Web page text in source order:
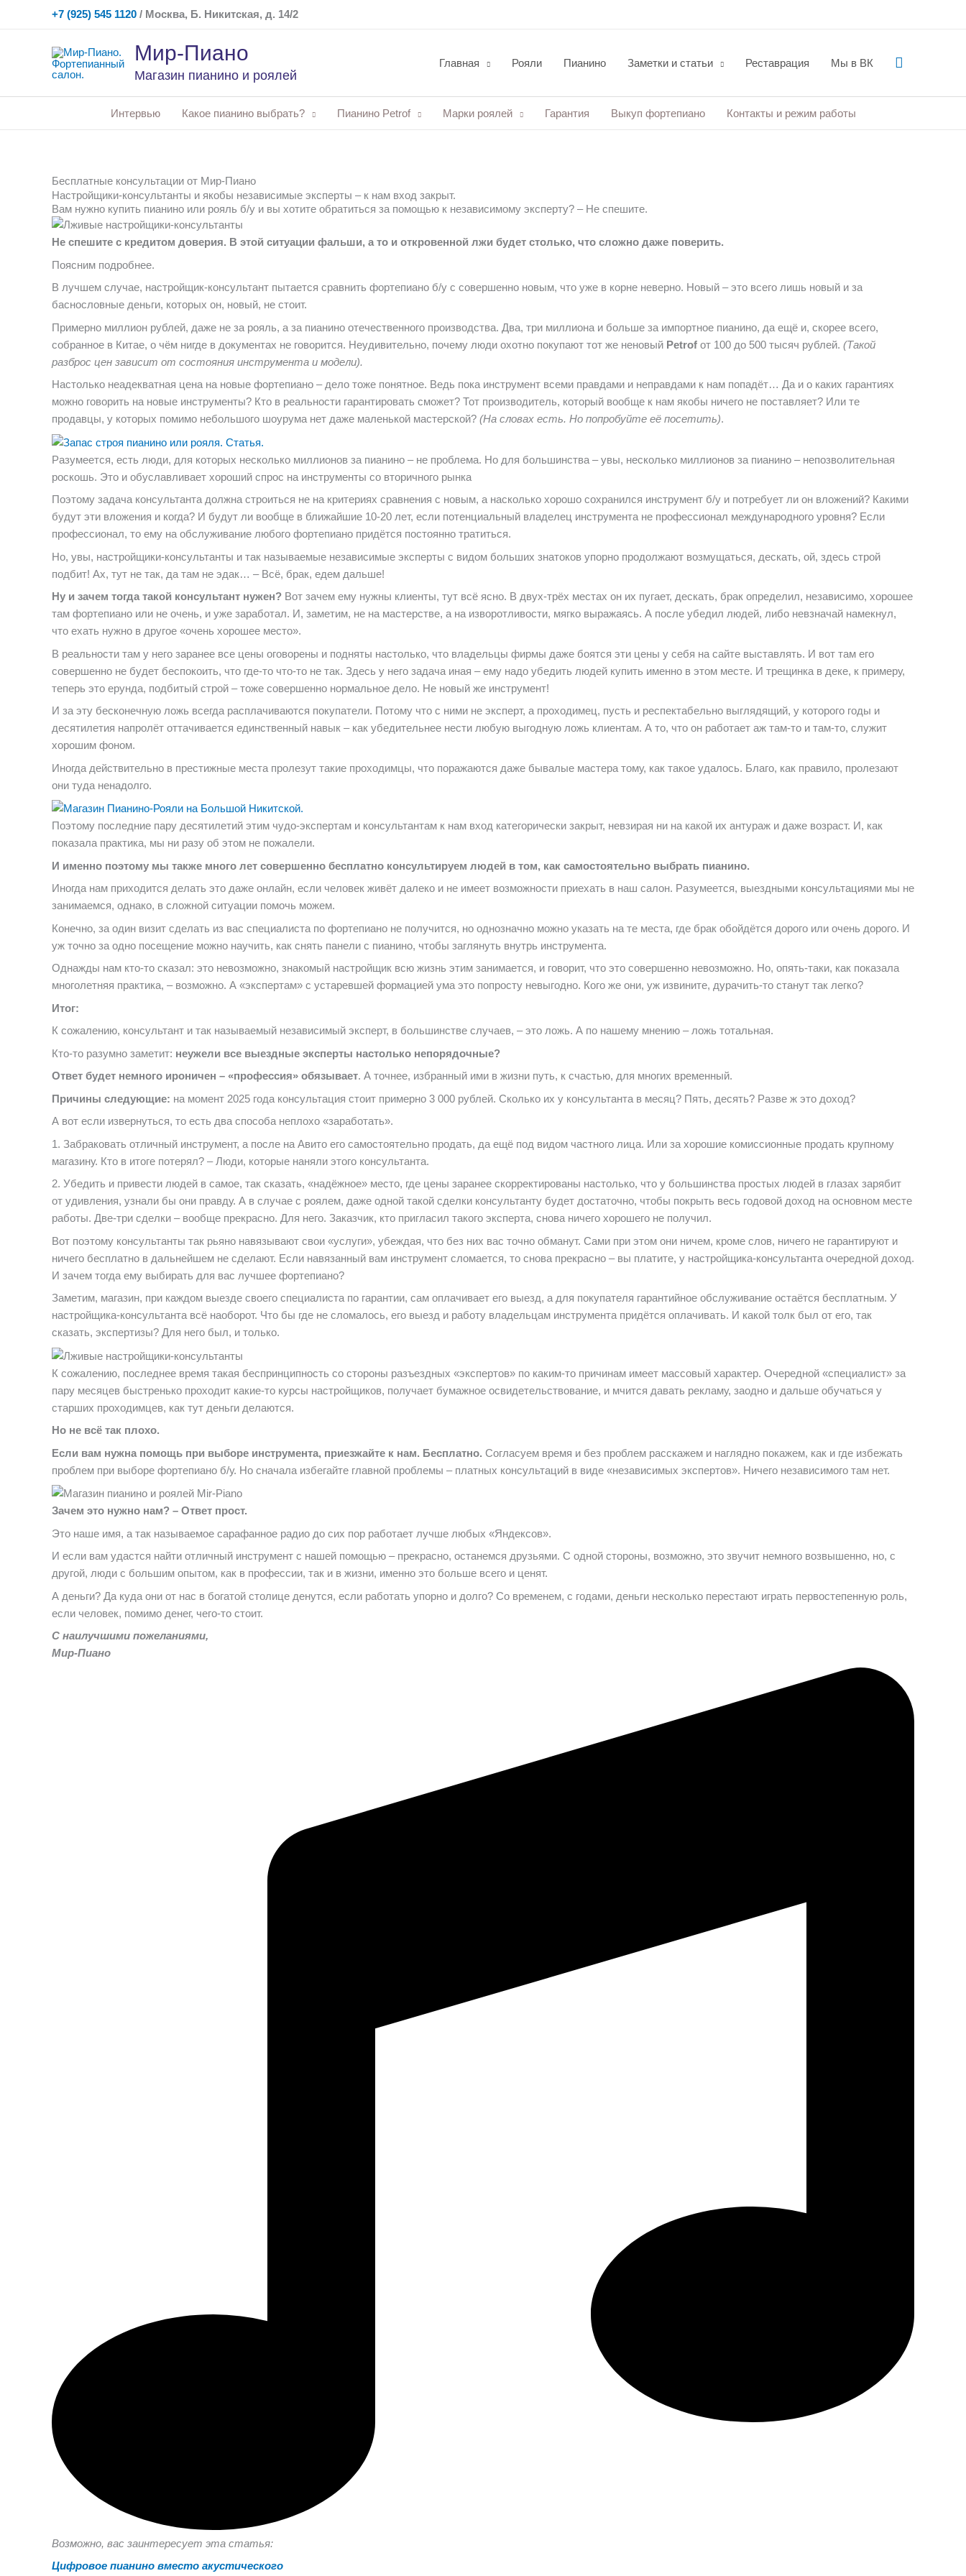
+7 (925) 545 1120 / Москва, Б. Никитская, д. 14/2
Мир-Пиано
Магазин пианино и роялей
Главная Рояли Пианино Заметки и статьи Реставрация Мы в ВК Поиск
Интервью Какое пианино выбрать? Пианино Petrof Марки роялей Гарантия Выкуп фортепиано Контакты и режим работы
Бесплатные консультации от Мир-Пиано
Настройщики-консультанты и якобы независимые эксперты – к нам вход закрыт.
Вам нужно купить пианино или рояль б/у и вы хотите обратиться за помощью к независимому эксперту? – Не спешите.
Не спешите с кредитом доверия. В этой ситуации фальши, а то и откровенной лжи будет столько, что сложно даже поверить.
Поясним подробнее.
В лучшем случае, настройщик-консультант пытается сравнить фортепиано б/у с совершенно новым, что уже в корне неверно. Новый – это всего лишь новый и за
баснословные деньги, которых он, новый, не стоит.
Примерно миллион рублей, даже не за рояль, а за пианино отечественного производства. Два, три миллиона и больше за импортное пианино, да ещё и, скорее всего,
собранное в Китае, о чём нигде в документах не говорится. Неудивительно, почему люди охотно покупают тот же неновый Petrof от 100 до 500 тысяч рублей. (Такой
разброс цен зависит от состояния инструмента и модели).
Настолько неадекватная цена на новые фортепиано – дело тоже понятное. Ведь пока инструмент всеми правдами и неправдами к нам попадёт… Да и о каких гарантиях
можно говорить на новые инструменты? Кто в реальности гарантировать сможет? Тот производитель, который вообще к нам якобы ничего не поставляет? Или те
продавцы, у которых помимо небольшого шоурума нет даже маленькой мастерской? (На словах есть. Но попробуйте её посетить).
Разумеется, есть люди, для которых несколько миллионов за пианино – не проблема. Но для большинства – увы, несколько миллионов за пианино – непозволительная
роскошь. Это и обуславливает хороший спрос на инструменты со вторичного рынка
Поэтому задача консультанта должна строиться не на критериях сравнения с новым, а насколько хорошо сохранился инструмент б/у и потребует ли он вложений? Какими
будут эти вложения и когда? И будут ли вообще в ближайшие 10-20 лет, если потенциальный владелец инструмента не профессионал международного уровня? Если
профессионал, то ему на обслуживание любого фортепиано придётся постоянно тратиться.
Но, увы, настройщики-консультанты и так называемые независимые эксперты с видом больших знатоков упорно продолжают возмущаться, дескать, ой, здесь строй
подбит! Ах, тут не так, да там не эдак… – Всё, брак, едем дальше!
Ну и зачем тогда такой консультант нужен? Вот зачем ему нужны клиенты, тут всё ясно. В двух-трёх местах он их пугает, дескать, брак определил, независимо, хорошее
там фортепиано или не очень, и уже заработал. И, заметим, не на мастерстве, а на изворотливости, мягко выражаясь. А после убедил людей, либо невзначай намекнул,
что ехать нужно в другое «очень хорошее место».
В реальности там у него заранее все цены оговорены и подняты настолько, что владельцы фирмы даже боятся эти цены у себя на сайте выставлять. И вот там его
совершенно не будет беспокоить, что где-то что-то не так. Здесь у него задача иная – ему надо убедить людей купить именно в этом месте. И трещинка в деке, к примеру,
теперь это ерунда, подбитый строй – тоже совершенно нормальное дело. Не новый же инструмент!
И за эту бесконечную ложь всегда расплачиваются покупатели. Потому что с ними не эксперт, а проходимец, пусть и респектабельно выглядящий, у которого годы и
десятилетия напролёт оттачивается единственный навык – как убедительнее нести любую выгодную ложь клиентам. А то, что он работает аж там-то и там-то, служит
хорошим фоном.
Иногда действительно в престижные места пролезут такие проходимцы, что поражаются даже бывалые мастера тому, как такое удалось. Благо, как правило, пролезают
они туда ненадолго.
Поэтому последние пару десятилетий этим чудо-экспертам и консультантам к нам вход категорически закрыт, невзирая ни на какой их антураж и даже возраст. И, как
показала практика, мы ни разу об этом не пожалели.
И именно поэтому мы также много лет совершенно бесплатно консультируем людей в том, как самостоятельно выбрать пианино.
Иногда нам приходится делать это даже онлайн, если человек живёт далеко и не имеет возможности приехать в наш салон. Разумеется, выездными консультациями мы не
занимаемся, однако, в сложной ситуации помочь можем.
Конечно, за один визит сделать из вас специалиста по фортепиано не получится, но однозначно можно указать на те места, где брак обойдётся дорого или очень дорого. И
уж точно за одно посещение можно научить, как снять панели с пианино, чтобы заглянуть внутрь инструмента.
Однажды нам кто-то сказал: это невозможно, знакомый настройщик всю жизнь этим занимается, и говорит, что это совершенно невозможно. Но, опять-таки, как показала
многолетняя практика, – возможно. А «экспертам» с устаревшей формацией ума это попросту невыгодно. Кого же они, уж извините, дурачить-то станут так легко?
Итог:
К сожалению, консультант и так называемый независимый эксперт, в большинстве случаев, – это ложь. А по нашему мнению – ложь тотальная.
Кто-то разумно заметит: неужели все выездные эксперты настолько непорядочные?
Ответ будет немного ироничен – «профессия» обязывает. А точнее, избранный ими в жизни путь, к счастью, для многих временный.
Причины следующие: на момент 2025 года консультация стоит примерно 3 000 рублей. Сколько их у консультанта в месяц? Пять, десять? Разве ж это доход?
А вот если извернуться, то есть два способа неплохо «заработать».
1. Забраковать отличный инструмент, а после на Авито его самостоятельно продать, да ещё под видом частного лица. Или за хорошие комиссионные продать крупному
магазину. Кто в итоге потерял? – Люди, которые наняли этого консультанта.
2. Убедить и привести людей в самое, так сказать, «надёжное» место, где цены заранее скорректированы настолько, что у большинства простых людей в глазах зарябит
от удивления, узнали бы они правду. А в случае с роялем, даже одной такой сделки консультанту будет достаточно, чтобы покрыть весь годовой доход на основном месте
работы. Две-три сделки – вообще прекрасно. Для него. Заказчик, кто пригласил такого эксперта, снова ничего хорошего не получил.
Вот поэтому консультанты так рьяно навязывают свои «услуги», убеждая, что без них вас точно обманут. Сами при этом они ничем, кроме слов, ничего не гарантируют и
ничего бесплатно в дальнейшем не сделают. Если навязанный вам инструмент сломается, то снова прекрасно – вы платите, у настройщика-консультанта очередной доход.
И зачем тогда ему выбирать для вас лучшее фортепиано?
Заметим, магазин, при каждом выезде своего специалиста по гарантии, сам оплачивает его выезд, а для покупателя гарантийное обслуживание остаётся бесплатным. У
настройщика-консультанта всё наоборот. Что бы где не сломалось, его выезд и работу владельцам инструмента придётся оплачивать. И какой толк был от его, так
сказать, экспертизы? Для него был, и только.
К сожалению, последнее время такая беспринципность со стороны разъездных «экспертов» по каким-то причинам имеет массовый характер. Очередной «специалист» за
пару месяцев быстренько проходит какие-то курсы настройщиков, получает бумажное освидетельствование, и мчится давать рекламу, заодно и дальше обучаться у
старших проходимцев, как тут деньги делаются.
Но не всё так плохо.
Если вам нужна помощь при выборе инструмента, приезжайте к нам. Бесплатно. Согласуем время и без проблем расскажем и наглядно покажем, как и где избежать
проблем при выборе фортепиано б/у. Но сначала избегайте главной проблемы – платных консультаций в виде «независимых экспертов». Ничего независимого там нет.
Зачем это нужно нам? – Ответ прост.
Это наше имя, а так называемое сарафанное радио до сих пор работает лучше любых «Яндексов».
И если вам удастся найти отличный инструмент с нашей помощью – прекрасно, останемся друзьями. С одной стороны, возможно, это звучит немного возвышенно, но, с
другой, люди с большим опытом, как в профессии, так и в жизни, именно это больше всего и ценят.
А деньги? Да куда они от нас в богатой столице денутся, если работать упорно и долго? Со временем, с годами, деньги несколько перестают играть первостепенную роль,
если человек, помимо денег, чего-то стоит.
С наилучшими пожеланиями,
Мир-Пиано
Возможно, вас заинтересует эта статья:
Цифровое пианино вместо акустического